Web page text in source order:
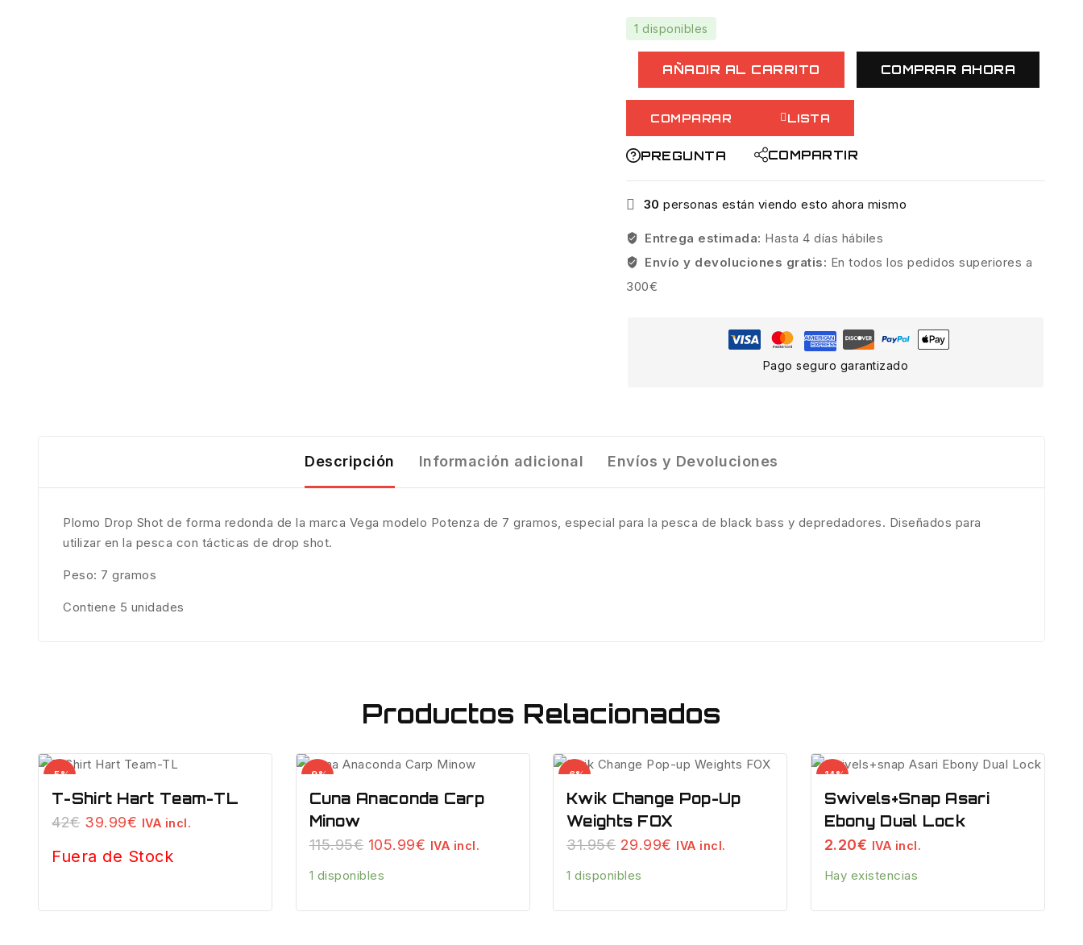
1 disponibles
Vega
Potenza
Drop
Shot
7g
cantidad
AÑADIR AL CARRITO COMPRAR AHORA
COMPARAR LISTA
PREGUNTA COMPARTIR
30 personas están viendo esto ahora mismo
Entrega estimada: Hasta 4 días hábiles
Envío y devoluciones gratis: En todos los pedidos superiores a
300€
Pago seguro garantizado
Descripción Información adicional Envíos y Devoluciones
Plomo Drop Shot de forma redonda de la marca Vega modelo Potenza de 7 gramos, especial para la pesca de black bass y depredadores. Diseñados para
utilizar en la pesca con tácticas de drop shot.
Peso: 7 gramos
Contiene 5 unidades
Productos Relacionados
-5%
Venta
productos
de
T-Shirt Hart Team-TL
42€ El
original
39.99€ El
actual
IVA incl.
Fuera de Stock
-9%
Venta
productos
de
Cuna Anaconda Carp
Minow
115.95€ El
original
115.95€.
105.99€ El
105.99€.
IVA incl.
1 disponibles
-6%
Venta
productos
de
Kwik Change Pop-Up
Weights FOX
31.95€ El
original
31.95€.
29.99€ El
29.99€.
IVA incl.
1 disponibles
-14%
Venta
productos
de
Swivels+snap Asari
Ebony Dual Lock
2.20€ IVA incl.
Hay existencias